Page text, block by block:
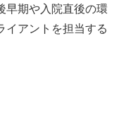
早期や入院直後の環
イアントを担当する